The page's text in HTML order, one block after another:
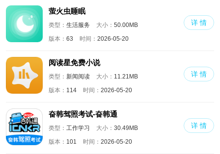
萤火虫睡眠
类型： 生活服务 大小： 50.00MB
版本： 63 时间： 2026-05-20
详 情
阅读星免费小说
类型： 新闻阅读 大小： 11.21MB
版本： 114 时间： 2026-05-20
详 情
奋韩驾照考试-奋韩通
类型： 工作学习 大小： 30.49MB
版本： 101 时间： 2026-05-20
详 情